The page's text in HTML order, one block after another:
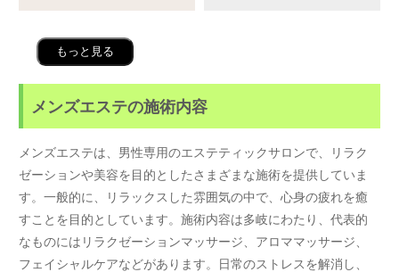
もっと見る
メンズエステの施術内容
メンズエステは、男性専用のエステティックサロンで、リラク
ゼーションや美容を目的としたさまざまな施術を提供していま
す。一般的に、リラックスした雰囲気の中で、心身の疲れを癒
すことを目的としています。施術内容は多岐にわたり、代表的
なものにはリラクゼーションマッサージ、アロママッサージ、
フェイシャルケアなどがあります。日常のストレスを解消し、